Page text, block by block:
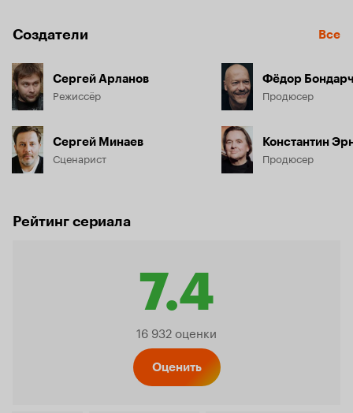
Создатели Все
Сергей Арланов
Режиссёр
Сергей Минаев
Сценарист
Фёдор
Продюсер
Константин
Продюсер
Рейтинг сериала
7.4
Рейтинг
16 932 оценки
Оценить